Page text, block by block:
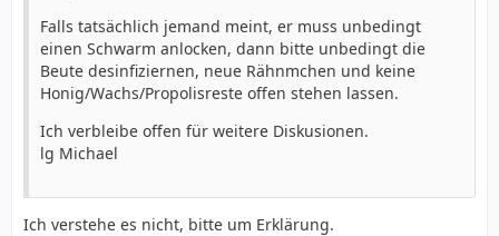
Falls tatsächlich jemand meint, er muss unbedingt
einen Schwarm anlocken, dann bitte unbedingt die
Beute desinfiziernen, neue Rähnmchen und keine
Honig/Wachs/Propolisreste offen stehen lassen.
Ich verbleibe offen für weitere Diskusionen.
lg Michael
Ich verstehe es nicht, bitte um Erklärung.